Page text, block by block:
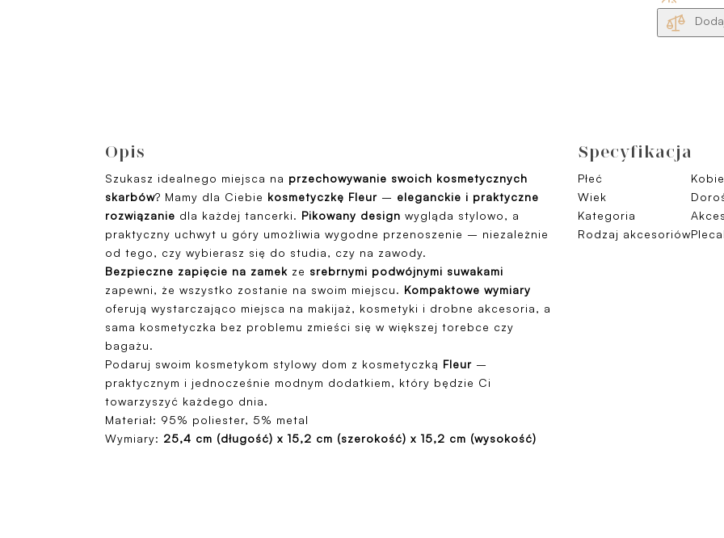
Opis
Szukasz idealnego miejsca na przechowywanie swoich kosmetycznych
skarbów? Mamy dla Ciebie kosmetyczkę Fleur – eleganckie i praktyczne
rozwiązanie dla każdej tancerki. Pikowany design wygląda stylowo, a
praktyczny uchwyt u góry umożliwia wygodne przenoszenie – niezależnie
od tego, czy wybierasz się do studia, czy na zawody.
Bezpieczne zapięcie na zamek ze srebrnymi podwójnymi suwakami
zapewni, że wszystko zostanie na swoim miejscu. Kompaktowe wymiary
oferują wystarczająco miejsca na makijaż, kosmetyki i drobne akcesoria, a
sama kosmetyczka bez problemu zmieści się w większej torebce czy
bagażu.
Podaruj swoim kosmetykom stylowy dom z kosmetyczką Fleur –
praktycznym i jednocześnie modnym dodatkiem, który będzie Ci
towarzyszyć każdego dnia.
Materiał: 95% poliester, 5% metal
Wymiary: 25,4 cm (długość) x 15,2 cm (szerokość) x 15,2 cm (wysokość)
Specyfikacja
Płeć
Wiek
Kategoria
Rodzaj akcesoriów